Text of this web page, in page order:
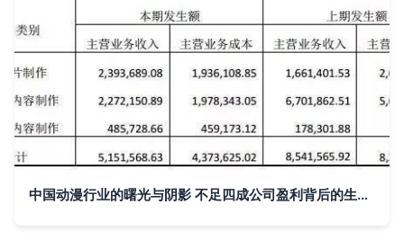
中国动漫行业的曙光与阴影 不足四成公司盈利背后的生存之道